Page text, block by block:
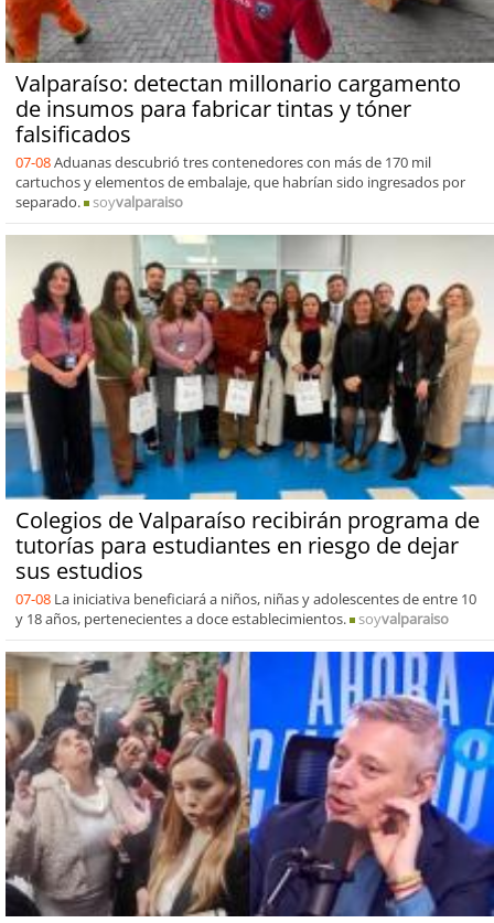
Valparaíso: detectan millonario cargamento
de insumos para fabricar tintas y tóner
falsificados
07-08Aduanas descubrió tres contenedores con más de 170 mil
cartuchos y elementos de embalaje, que habrían sido ingresados por
separado.
soyvalparaiso
Colegios de Valparaíso recibirán programa de
tutorías para estudiantes en riesgo de dejar
sus estudios
07-08 La iniciativa beneficiará a niños, niñas y adolescentes de entre 10
y 18 años, pertenecientes a doce establecimientos.
soyvalparaiso